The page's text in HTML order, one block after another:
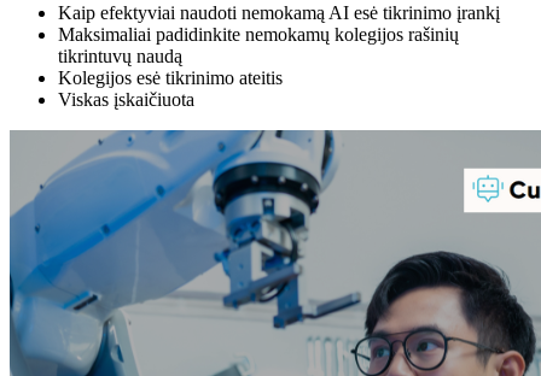
Kaip efektyviai naudoti nemokamą AI esė tikrinimo įrankį
Maksimaliai padidinkite nemokamų kolegijos rašinių
tikrintuvų naudą
Kolegijos esė tikrinimo ateitis
Viskas įskaičiuota